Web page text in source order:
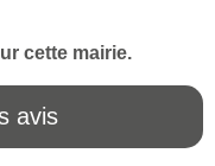
cette mairie.
avis